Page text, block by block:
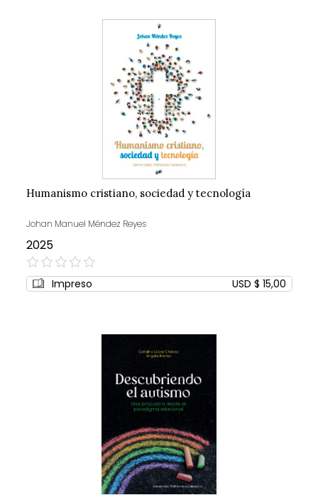
Humanismo cristiano, sociedad y tecnología
Johan Manuel Méndez Reyes
2025
0%
Impreso USD $ 15,00